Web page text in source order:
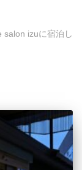
salon izuに宿泊し